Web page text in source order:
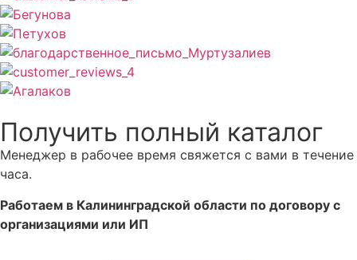
Получить полный каталог
Менеджер в рабочее время свяжется с вами в течение
часа.
Работаем в Калининградской области по договору с
организациями или ИП